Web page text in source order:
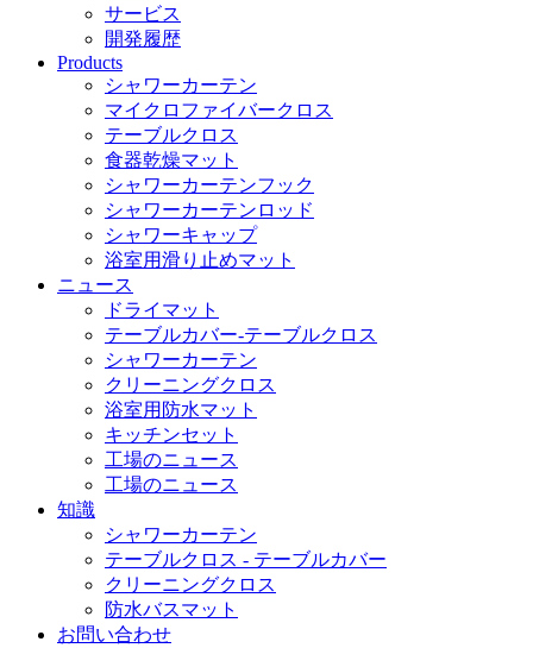
サービス
開発履歴
Products
シャワーカーテン
マイクロファイバークロス
テーブルクロス
食器乾燥マット
シャワーカーテンフック
シャワーカーテンロッド
シャワーキャップ
浴室用滑り止めマット
ニュース
ドライマット
テーブルカバー-テーブルクロス
シャワーカーテン
クリーニングクロス
浴室用防水マット
キッチンセット
工場のニュース
工場のニュース
知識
シャワーカーテン
テーブルクロス - テーブルカバー
クリーニングクロス
防水バスマット
お問い合わせ